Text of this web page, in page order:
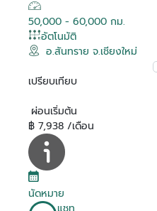
50,000 - 60,000 กม.
อัตโนมัติ
อ.สันทราย จ.เชียงใหม่
เปรียบเทียบ
ผ่อนเริ่มต้น
฿ 7,938 /เดือน
นัดหมาย